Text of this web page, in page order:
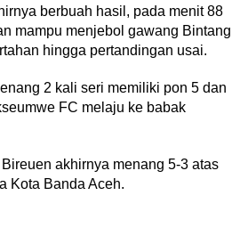
berbuah hasil, pada menit 88
mampu menjebol gawang Bintang
hingga pertandingan usai.
2 kali seri memiliki pon 5 dan
FC melaju ke babak
akhirnya menang 5-3 atas
Kota Banda Aceh.